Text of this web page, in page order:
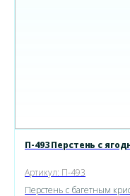
П-493 Перстень с
Артикул: П-493
Перстень с багетным